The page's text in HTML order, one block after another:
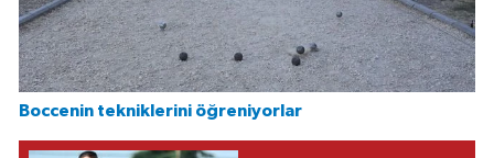
Boccenin tekniklerini öğreniyorlar